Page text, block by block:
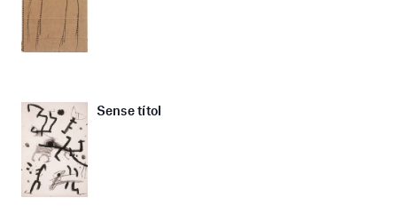
Sense títol